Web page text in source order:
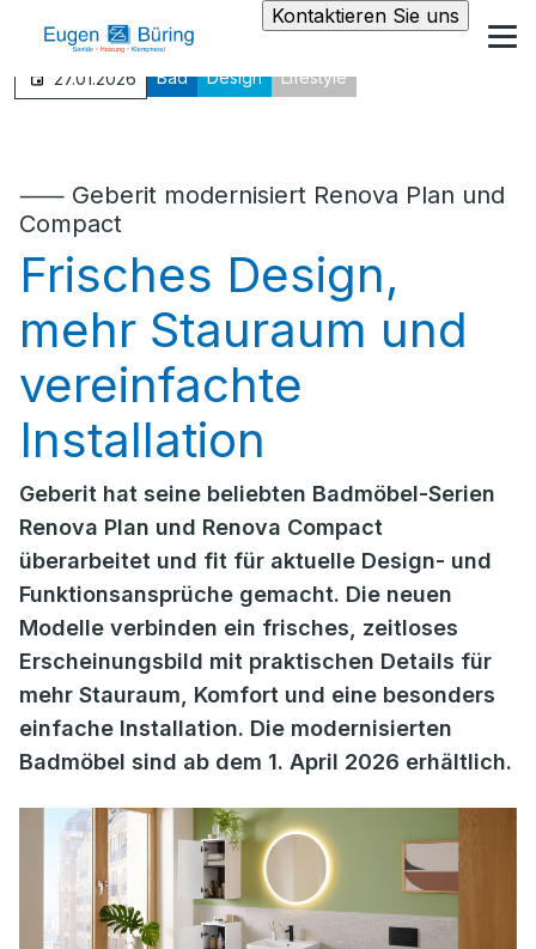
Kontaktieren Sie uns
27.01.2026 Bad Design Lifestyle
⸺ Geberit modernisiert Renova Plan und
Compact
Frisches Design,
mehr Stauraum und
vereinfachte
Installation
Geberit hat seine beliebten Badmöbel-Serien
Renova Plan und Renova Compact
überarbeitet und fit für aktuelle Design- und
Funktionsansprüche gemacht. Die neuen
Modelle verbinden ein frisches, zeitloses
Erscheinungsbild mit praktischen Details für
mehr Stauraum, Komfort und eine besonders
einfache Installation. Die modernisierten
Badmöbel sind ab dem 1. April 2026 erhältlich.